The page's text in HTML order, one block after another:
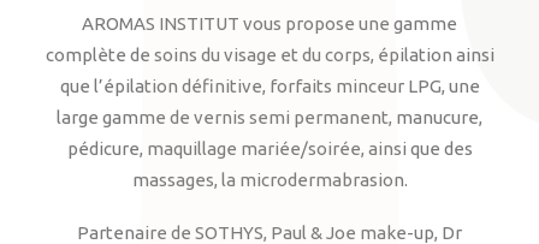
AROMAS INSTITUT vous propose une gamme
complète de soins du visage et du corps, épilation ainsi
que l’épilation définitive, forfaits minceur LPG, une
large gamme de vernis semi permanent, manucure,
pédicure, maquillage mariée/soirée, ainsi que des
massages, la microdermabrasion.
Partenaire de SOTHYS, Paul & Joe make-up, Dr